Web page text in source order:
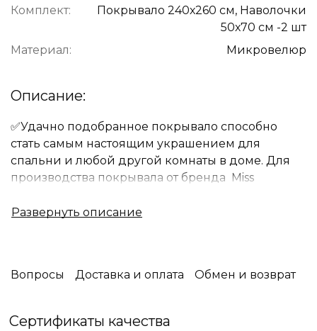
Комплект:
Покрывало 240х260 см, Наволочки
50х70 см -2 шт
Материал:
Микровелюр
Описание:
✅Удачно подобранное покрывало способно
стать самым настоящим украшением для
спальни и любой другой комнаты в доме. Для
производства покрывала от бренда Miss
самые современные технологии.Правильно
☑️ Упаковка: Фирменная Силиконовая сумка
Вопросы Доставка и оплата Обмен и возврат
Сертификаты качества